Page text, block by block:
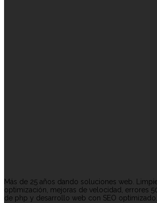
Más de 25 años dando soluciones web.
optimización, mejoras de velocidad, errores
de php y desarrollo web con SEO optimizado.